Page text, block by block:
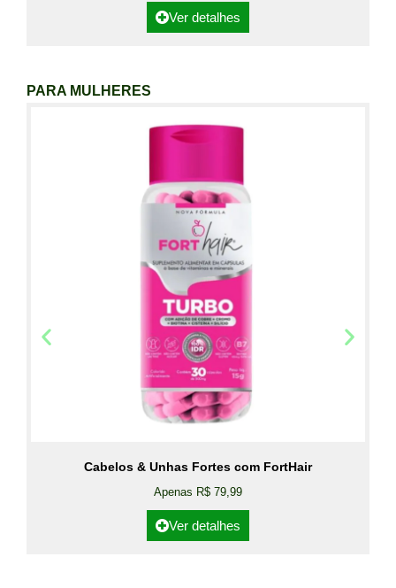
Ver detalhes
PARA MULHERES
Cabelos & Unhas Fortes com FortHair
Apenas R$ 79,99
Ver detalhes